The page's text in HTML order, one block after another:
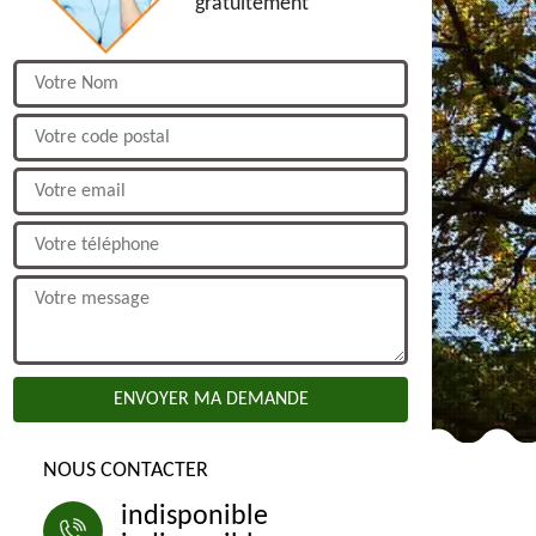
NOUS CONTACTER
indisponible